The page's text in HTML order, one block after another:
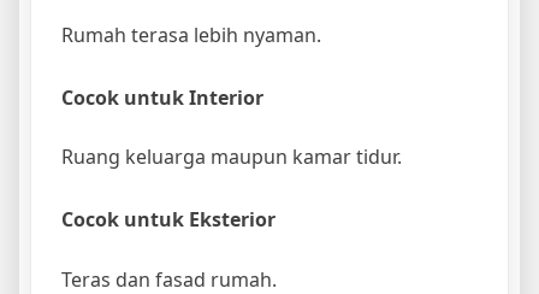
Rumah terasa lebih nyaman.
Cocok untuk Interior
Ruang keluarga maupun kamar tidur.
Cocok untuk Eksterior
Teras dan fasad rumah.